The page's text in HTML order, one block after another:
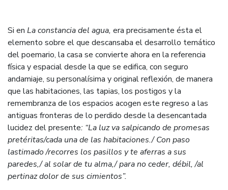
Si en La constancia del agua, era precisamente ésta el
elemento sobre el que descansaba el desarrollo temático
del poemario, la casa se convierte ahora en la referencia
física y espacial desde la que se edifica, con seguro
andamiaje, su personalísima y original reflexión, de manera
que las habitaciones, las tapias, los postigos y la
remembranza de los espacios acogen este regreso a las
antiguas fronteras de lo perdido desde la desencantada
lucidez del presente: “La luz va salpicando de promesas
pretéritas/cada una de las habitaciones./ Con paso
lastimado /recorres los pasillos y te aferras a sus
paredes,/ al solar de tu alma,/ para no ceder, débil, /al
pertinaz dolor de sus cimientos”.